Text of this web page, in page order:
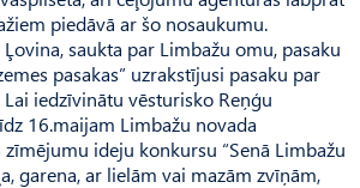
piedāvā ar šo nosaukumu.
saukta par Limbažu omu, pasaku
pasakas” uzrakstījusi pasaku par
iedzīvinātu vēsturisko Reņģu
16.maijam Limbažu novada
ideju konkursu “Senā Limbažu
garena, ar lielām vai mazām zvīņām,